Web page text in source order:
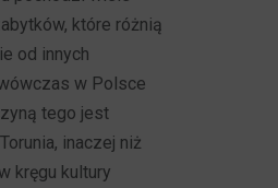
które różnią
od innych
w Polsce
tego jest
inaczej niż
kręgu kultury